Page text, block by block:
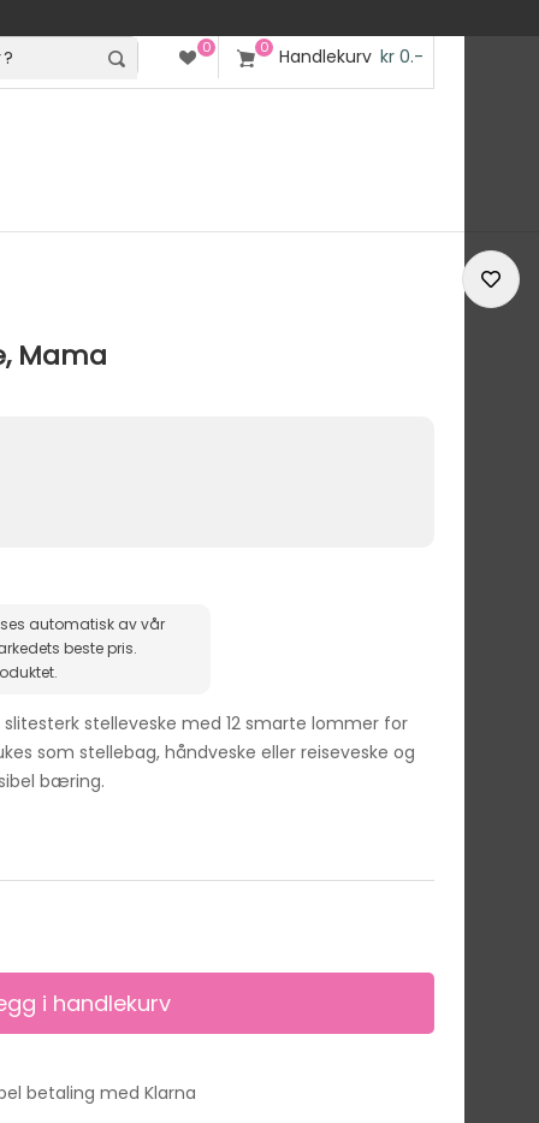
0 0 Handlekurv kr 0.-
Mama
automatisk av vår
stelleveske med 12 smarte lommer for
som stellebag, håndveske eller reiseveske og
bæring.
betaling med Klarna